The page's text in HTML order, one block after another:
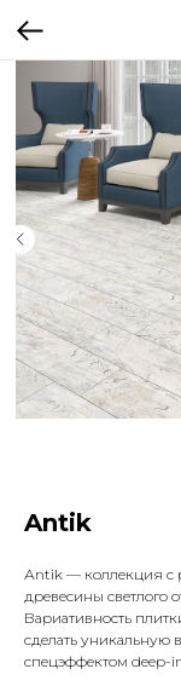
Antik
Аntik — коллекция с
древесины светлого
Вариативность
сделать уникальную
спецэффектом deep-